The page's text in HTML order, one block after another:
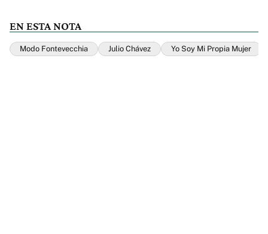
EN ESTA NOTA
Modo Fontevecchia Julio Chávez Yo Soy Mi Propia Mujer